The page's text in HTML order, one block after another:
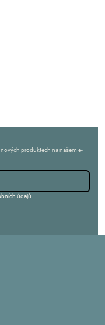
produktech na našem e-
údajů